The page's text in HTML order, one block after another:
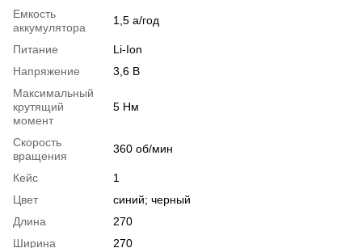
Емкость
аккумулятора
1,5 а/год
Питание
Li-Ion
Напряжение
3,6 В
Максимальный
крутящий
момент
5 Нм
Скорость
вращения
360 об/мин
Кейс
1
Цвет
синий; черный
Длина
270
Ширина
270